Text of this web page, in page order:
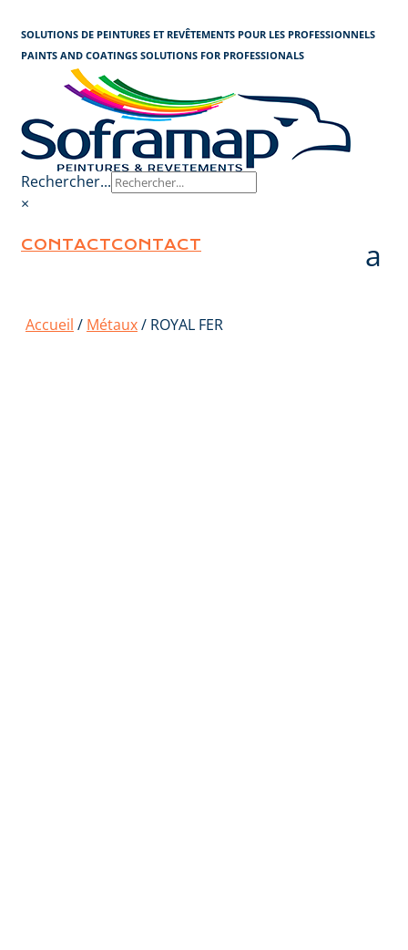
SOLUTIONS DE PEINTURES ET REVÊTEMENTS POUR LES PROFESSIONNELS
PAINTS AND COATINGS SOLUTIONS FOR PROFESSIONALS
Rechercher...
×
CONTACTCONTACT
Accueil / Métaux/ ROYAL FER